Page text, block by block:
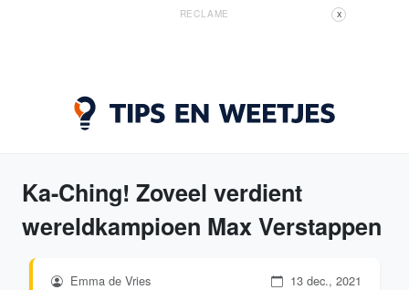
RECLAME X
Ka-Ching! Zoveel verdient
wereldkampioen Max Verstappen
Emma de Vries 13 dec., 2021